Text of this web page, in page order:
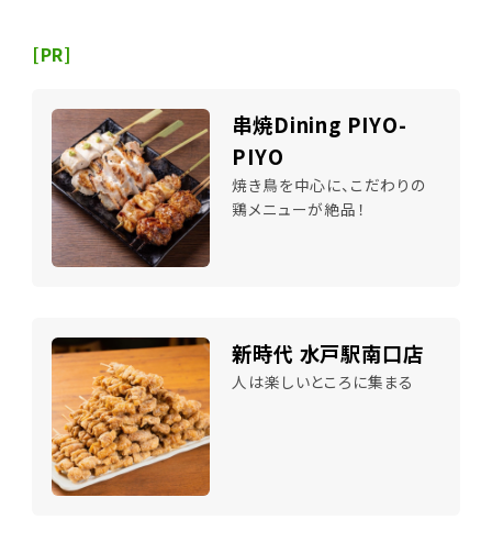
[PR]
串焼Dining PIYO-
PIYO
焼き鳥を中心に、こだわりの
鶏メニューが絶品！
新時代 水戸駅南口店
人は楽しいところに集まる